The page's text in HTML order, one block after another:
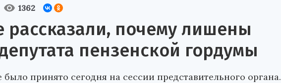
1362
рассказали, почему лишены
пензенской гордумы
принято сегодня на сессии представительного органа.